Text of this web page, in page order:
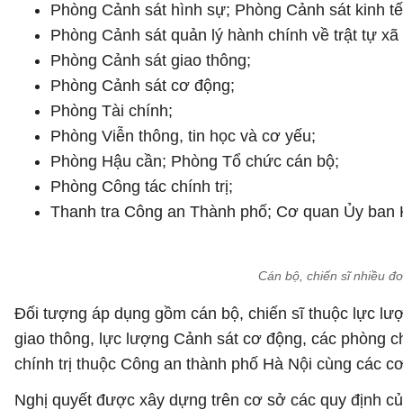
Phòng Cảnh sát hình sự; Phòng Cảnh sát kinh
Phòng Cảnh sát quản lý hành chính về trật tự xã
Phòng Cảnh sát giao thông;
Phòng Cảnh sát cơ động;
Phòng Tài chính;
Phòng Viễn thông, tin học và cơ yếu;
Phòng Hậu cần; Phòng Tổ chức cán bộ;
Phòng Công tác chính trị;
Thanh tra Công an Thành phố; Cơ quan Ủy
Cán bộ, chiến sĩ nhiều
Đối tượng áp dụng gồm cán bộ, chiến sĩ thuộc lực
giao thông, lực lượng Cảnh sát cơ động, các phòng
chính trị thuộc Công an thành phố Hà Nội cùng các
Nghị quyết được xây dựng trên cơ sở các quy định